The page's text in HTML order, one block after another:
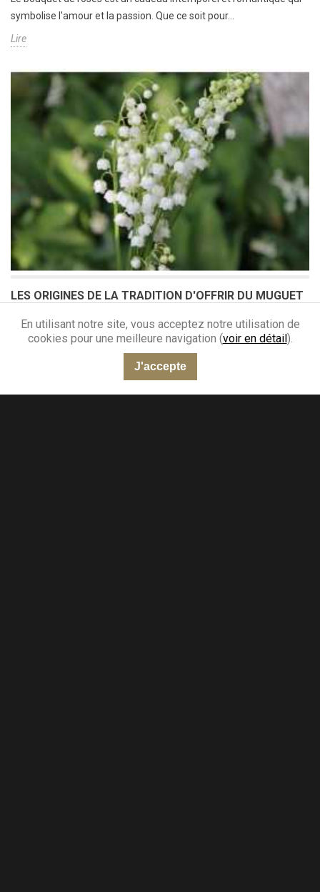
symbolise l'amour et la passion. Que ce soit pour...
Lire
LES ORIGINES DE LA TRADITION D'OFFRIR DU MUGUET
Le 1er mai, la tradition veut que l'on offre du muguet en signe de
En utilisant notre site, vous acceptez notre utilisation de
cookies pour une meilleure navigation (voir en détail).
J'accepte
“Très bien”